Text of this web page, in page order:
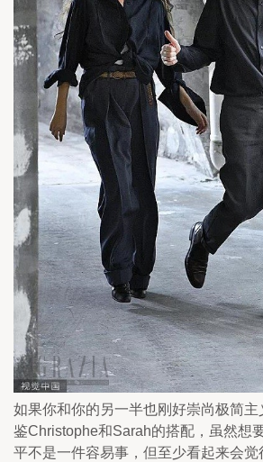
如果你和你的另一半也刚好崇尚极简
鉴Christophe和Sarah的搭配，虽然想
平不是一件容易事，但至少看起来会